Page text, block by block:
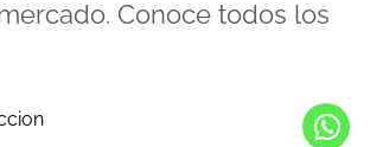
Conoce todos los